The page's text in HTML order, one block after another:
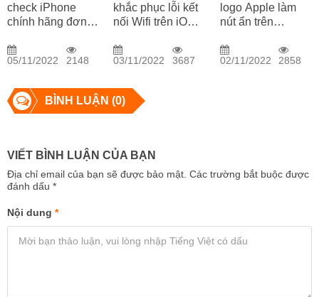
check iPhone
chính hãng đơn
chuẩn Apple
05/11/2022 2148
khắc phục lỗi kết
nối Wifi trên iOS
dễ thực hiện
03/11/2022 3687
logo Apple làm
nút ẩn trên
02/11/2022 2858
BÌNH LUẬN (0)
VIẾT BÌNH LUẬN CỦA BẠN
Địa chỉ email của bạn sẽ được bảo mật. Các trường bắt buộc được
đánh dấu *
Nội dung *